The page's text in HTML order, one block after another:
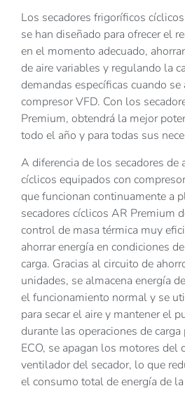
Los secadores frigoríficos
se han diseñado para ofrecer el
en el momento adecuado,
de aire variables y regulando la
demandas específicas cuando se
compresor VFD. Con los
Premium, obtendrá la mejor
todo el año y para todas sus
A diferencia de los secadores de
cíclicos equipados con
que funcionan continuamente a
secadores cíclicos AR Premium
control de masa térmica muy
ahorrar energía en condiciones
carga. Gracias al circuito de
unidades, se almacena energía
el funcionamiento normal y se
para secar el aire y mantener el
durante las operaciones de
ECO, se apagan los motores del
ventilador del secador, lo que
el consumo total de energía de